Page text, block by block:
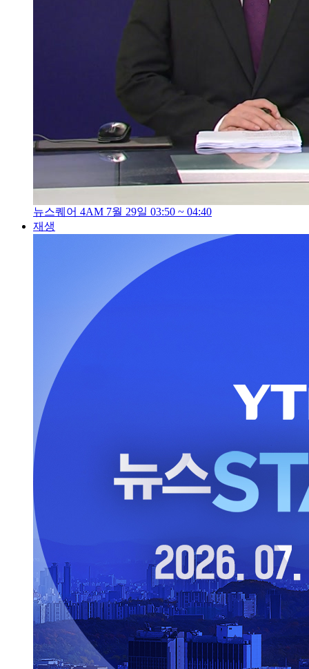
뉴스퀘어 4AM 7월 29일 03:50 ~ 04:40
재생